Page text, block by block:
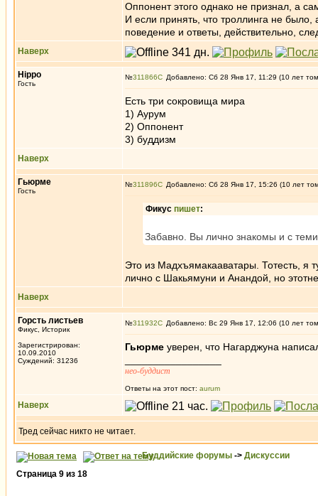
Оппонент этого однако не признал, а
И если принять, что троллинга не
поведение и ответы, действительно,
Наверх
Hippo
Гость
№311866 Добавлено: Сб 28 Янв 17, 11:29 (10 лет
Есть три сокровища мира
1) Аурум
2) Оппонент
3) буддизм
Наверх
Гьюрме
Гость
№311896 Добавлено: Сб 28 Янв 17, 15:26 (10 лет
Фикус пишет:
Забавно. Вы лично знакомы и с
Это из Мадхъямакааватары. Тотесть, я
лично с Шакьямуни и Анандой, но
Наверх
Горсть листьев
Фикус, Историк
Зарегистрирован:
10.09.2010
Суждений: 31236
№311932 Добавлено: Вс 29 Янв 17, 12:06 (10 лет
Гьюрме уверен, что Нагарджуна
нео-буддист
Ответы на этот пост: aurum
Наверх
Тред сейчас никто не читает.
Буддийские форумы -> Дискуссии
Страница 9 из 18